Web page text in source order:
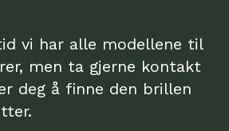
vi har alle modellene til
men ta gjerne kontakt
deg å finne den brillen